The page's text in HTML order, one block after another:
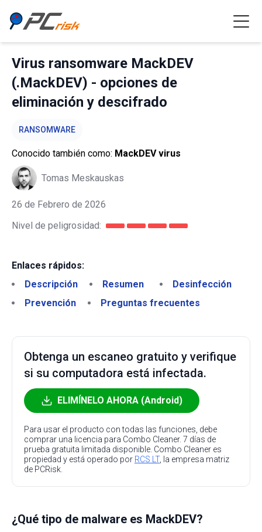
Virus ransomware MackDEV
(.MackDEV) - opciones de
eliminación y descifrado
RANSOMWARE
Conocido también como: MackDEV virus
Tomas Meskauskas
26 de Febrero de 2026
Nivel de peligrosidad:
Enlaces rápidos:
Descripción
Resumen
Desinfección
Prevención
Preguntas frecuentes
Obtenga un escaneo gratuito y verifique
si su computadora está infectada.
ELIMÍNELO AHORA (Android)
Para usar el producto con todas las funciones, debe
comprar una licencia para Combo Cleaner. 7 días de
prueba gratuita limitada disponible. Combo Cleaner es
propiedad y está operado por RCS LT, la empresa matriz
de PCRisk.
¿Qué tipo de malware es MackDEV?